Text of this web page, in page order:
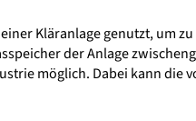
Kläranlage genutzt, um
der Anlage
möglich. Dabei kann